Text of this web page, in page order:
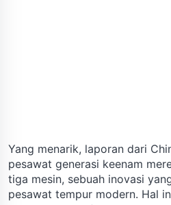
Yang menarik, laporan dari
pesawat generasi keenam
tiga mesin, sebuah inovasi
pesawat tempur modern. Hal